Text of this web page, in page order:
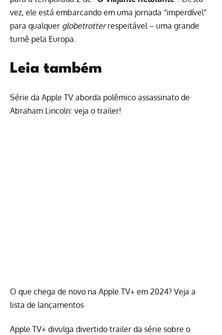
vez, ele está embarcando em uma jornada “imperdível”
para qualquer globetrotterrespeitável – uma grande
turnê pela Europa.
Leia também
Série da Apple TV aborda polêmico assassinato de
Abraham Lincoln: veja o trailer!
O que chega de novo na Apple TV+ em 2024? Veja a
lista de lançamentos
Apple TV+ divulga divertido trailer da série sobre o